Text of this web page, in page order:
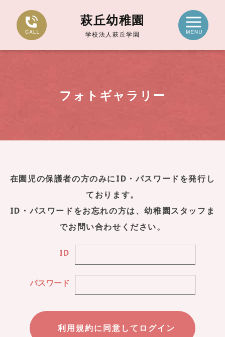
萩丘幼稚園
学校法人萩丘学園
フォトギャラリー
在園児の保護者の方のみにID・パスワードを発行し
ております。
ID・パスワードをお忘れの方は、幼稚園スタッフま
でお問い合わせください。
ID
パスワード